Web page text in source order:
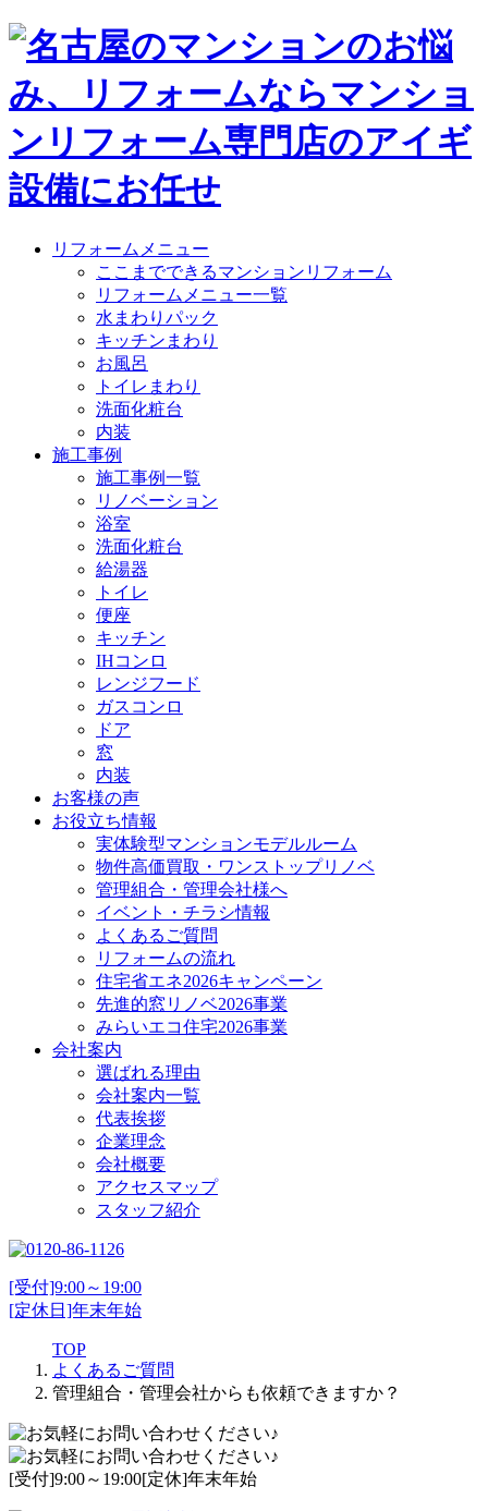
リフォームメニュー
ここまでできるマンションリフォーム
リフォームメニュー一覧
水まわりパック
キッチンまわり
お風呂
トイレまわり
洗面化粧台
内装
施工事例
施工事例一覧
リノベーション
浴室
洗面化粧台
給湯器
トイレ
便座
キッチン
IHコンロ
レンジフード
ガスコンロ
ドア
窓
内装
お客様の声
お役立ち情報
実体験型マンションモデルルーム
物件高価買取・ワンストップリノベ
管理組合・管理会社様へ
イベント・チラシ情報
よくあるご質問
リフォームの流れ
住宅省エネ2026キャンペーン
先進的窓リノベ2026事業
みらいエコ住宅2026事業
会社案内
選ばれる理由
会社案内一覧
代表挨拶
企業理念
会社概要
アクセスマップ
スタッフ紹介
[受付]9:00～19:00
[定休日]年末年始
TOP
よくあるご質問
管理組合・管理会社からも依頼できますか？
[受付]9:00～19:00[定休]年末年始